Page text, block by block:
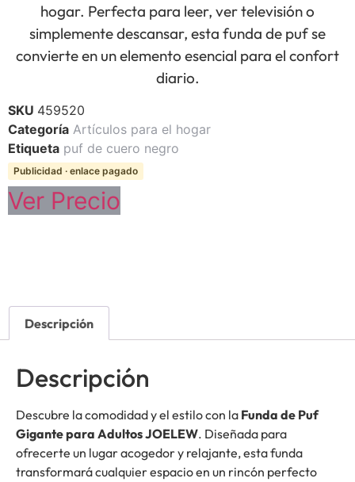
hogar. Perfecta para leer, ver televisión o
simplemente descansar, esta funda de puf se
convierte en un elemento esencial para el confort
diario.
SKU 459520
Categoría Artículos para el hogar
Etiqueta puf de cuero negro
Publicidad · enlace pagado
Ver Precio
Descripción
Descripción
Descubre la comodidad y el estilo con la Funda de Puf
Gigante para Adultos JOELEW. Diseñada para
ofrecerte un lugar acogedor y relajante, esta funda
transformará cualquier espacio en un rincón perfecto